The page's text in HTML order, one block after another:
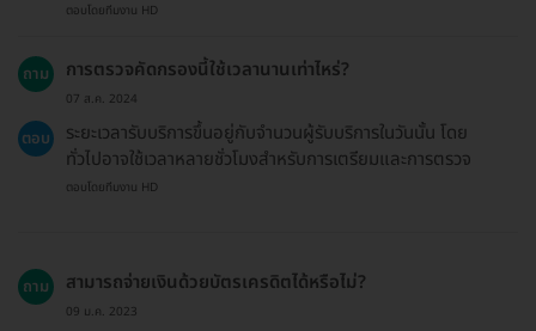
ตอบโดยทีมงาน HD
ถาม การตรวจคัดกรองนี้ใช้เวลานานเท่าไหร่?
07 ส.ค. 2024
ตอบ
ระยะเวลารับบริการขึ้นอยู่กับจำนวนผู้รับบริการในวันนั้น โดย
ทั่วไปอาจใช้เวลาหลายชั่วโมงสำหรับการเตรียมและการตรวจ
ตอบโดยทีมงาน HD
ถาม สามารถจ่ายเงินด้วยบัตรเครดิตได้หรือไม่?
09 ม.ค. 2023